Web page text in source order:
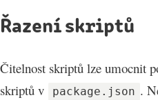
Řazení skriptů
Čitelnost skriptů lze umocnit
skriptů v
package.json .